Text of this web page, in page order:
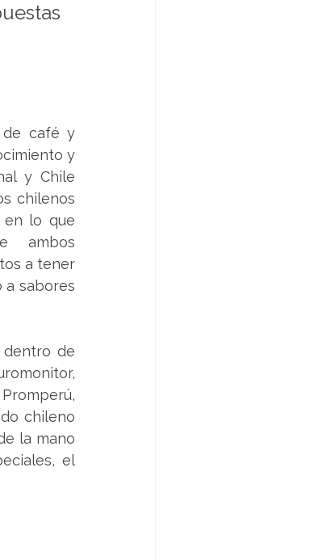
de café y
y
y Chile
chilenos
en lo que
ambos
a tener
a sabores
dentro de
chileno
la mano
el